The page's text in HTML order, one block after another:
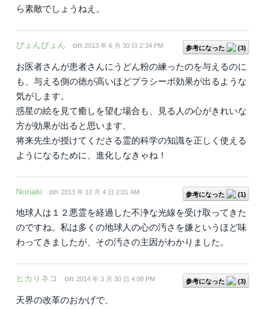
ら素敵でしょうねえ。
参考になった (3)
ぴょんぴょん on 2013 年 6 月 30 日 2:34 PM
お医者さんが患者さんにうどん粉の練ったのを与えるのに
も、与える側の徳が高いほどプラシーボ効果が出るような
気がします。
惑星の絵を見て癒しを望む場合も、見る人の心がきれいな
方が効果が出ると思います、
将来先生が授けてくださる霊的科学の知識を正しく使える
ようになるために、進化しなきゃね！
参考になった (1)
Noriaki on 2013 年 12 月 4 日 2:01 AM
地球人は１２悪霊を経過した不浄な光線を受け取ってきた
のですね。私は多くの地球人の心の汚さを嫌というほど味
わってきましたが、その汚さの主因がわかりました。
参考になった (3)
ヒカリネコ on 2014 年 3 月 30 日 4:08 PM
天界の改革のおかげで、